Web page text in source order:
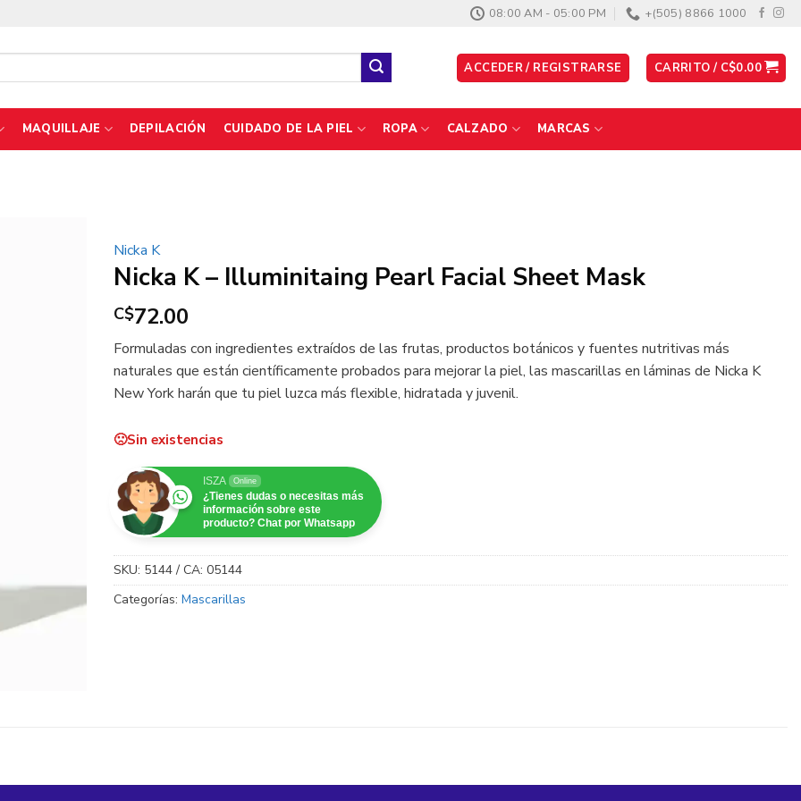
08:00 AM - 05:00 PM +(505) 8866 1000
ACCEDER / REGISTRARSE CARRITO / C$0.00
MAQUILLAJE DEPILACIÓN CUIDADO DE LA PIEL ROPA CALZADO MARCAS
Nicka K
Nicka K – Illuminitaing Pearl Facial Sheet Mask
C$72.00
Formuladas con ingredientes extraídos de las frutas, productos botánicos y fuentes nutritivas más
naturales que están científicamente probados para mejorar la piel, las mascarillas en láminas de Nicka K
New York harán que tu piel luzca más flexible, hidratada y juvenil.
Sin existencias
ISZA Online
¿Tienes dudas o necesitas más
información sobre este
producto? Chat por Whatsapp
SKU: 5144 / CA: 05144
Categorías: Mascarillas